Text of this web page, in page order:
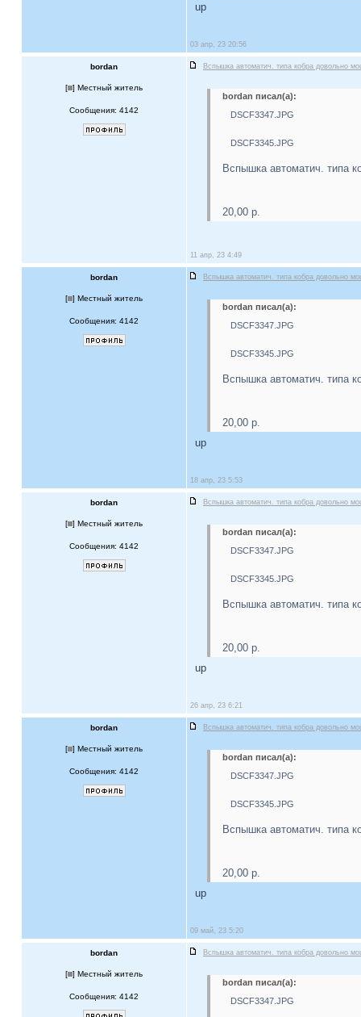
up
03 апр, 23 20:56
bordan Вспышка автоматич. типа кобра довольно
[ ] Местный житель
Сообщения: 4142
bordan писал(а):
DSCF3347.JPG
DSCF3345.JPG
Вспышка автоматич. типа
20,00 р.
11 апр, 23 4:49
bordan Вспышка автоматич. типа кобра довольно
[ ] Местный житель
Сообщения: 4142
bordan писал(а):
DSCF3347.JPG
DSCF3345.JPG
Вспышка автоматич. типа
20,00 р.
up
18 апр, 23 5:53
bordan Вспышка автоматич. типа кобра довольно
[ ] Местный житель
Сообщения: 4142
bordan писал(а):
DSCF3347.JPG
DSCF3345.JPG
Вспышка автоматич. типа
20,00 р.
up
26 апр, 23 6:21
bordan Вспышка автоматич. типа кобра довольно
[ ] Местный житель
Сообщения: 4142
bordan писал(а):
DSCF3347.JPG
DSCF3345.JPG
Вспышка автоматич. типа
20,00 р.
up
09 май, 23 5:20
bordan Вспышка автоматич. типа кобра довольно
[ ] Местный житель
Сообщения: 4142
bordan писал(а):
DSCF3347.JPG